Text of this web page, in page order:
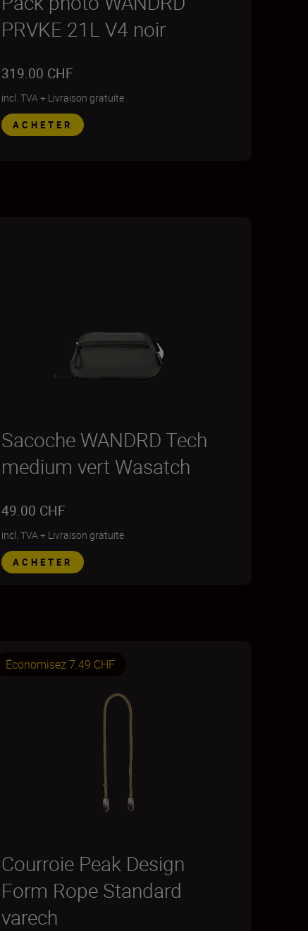
PRVKE 21L V4 noir
319.00 CHF
incl. TVA+ Livraison gratuite
ACHETER
Sacoche WANDRD Tech
medium vert Wasatch
49.00 CHF
incl. TVA+ Livraison gratuite
ACHETER
Économisez 7.49 CHF
Courroie Peak Design
Form Rope Standard
varech